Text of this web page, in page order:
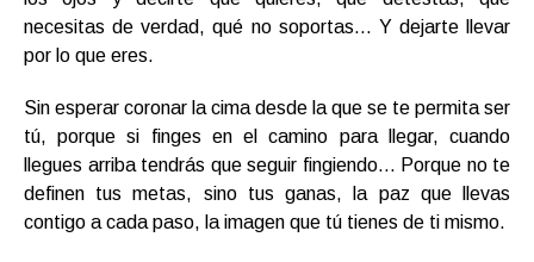
necesitas de verdad, qué no soportas… Y dejarte llevar
por lo que eres.
Sin esperar coronar la cima desde la que se te permita ser
tú, porque si finges en el camino para llegar, cuando
llegues arriba tendrás que seguir fingiendo… Porque no te
definen tus metas, sino tus ganas, la paz que llevas
contigo a cada paso, la imagen que tú tienes de ti mismo.